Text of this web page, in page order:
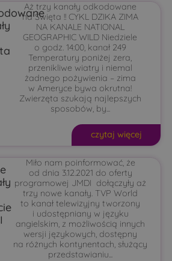
Aż trzy kanały odkodowane
na Święta !! CYKL DZIKA ZIMA
NA KANALE NATIONAL
GEOGRAPHIC WILD Niedziele
o godz. 14:00, kanał 249
Temperatury poniżej zera,
przenikliwe wiatry i niemal
żadnego pożywienia – zima
w Ameryce bywa okrutna!
Zwierzęta szukają najlepszych
sposobów, by...
czytaj więcej
Miło nam poinformować, że
od dnia 3.12.2021 do oferty
programowej JMDI dołączyły aż
trzy nowe kanały. TVP World
to kanał telewizyjny tworzony
i udostępniany w języku
angielskim, z możliwością innych
wersji językowych, dostępny
na różnych kontynentach, służący
przedstawianiu...